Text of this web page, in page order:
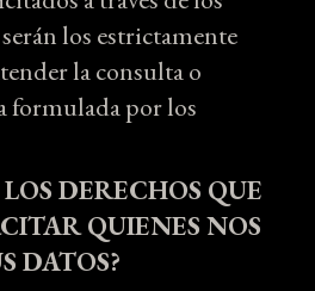
los estrictamente
la consulta o
formulada por los
DERECHOS QUE
QUIENES NOS
DATOS?